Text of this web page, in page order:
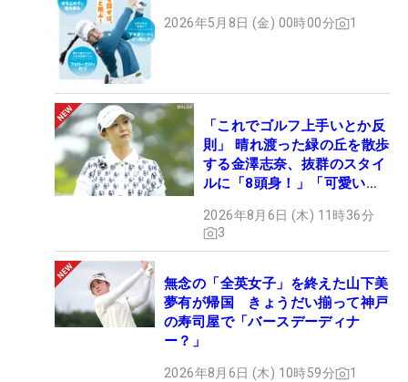
2026年5月8日 (金) 00時00分 1
「これでゴルフ上手いとか反
則」 晴れ渡った緑の丘を散歩
する金澤志奈、抜群のスタイ
ルに「8頭身！」「可愛いに
2026年8月6日 (木) 11時36分
3
無念の「全英女子」を終えた山下美
夢有が帰国 きょうだい揃って神戸
の寿司屋で「バースデーディナ
ー？」
2026年8月6日 (木) 10時59分 1